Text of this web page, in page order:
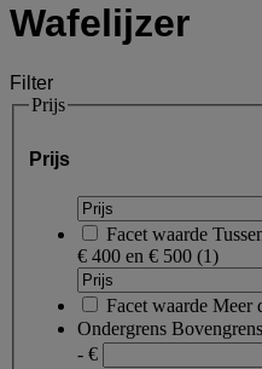
Wafelijzer
Filter
Prijs
Prijs
Facet waarde
€ 400 en € 500 (1)
Facet waarde Meer
Ondergrens Bovengrens
- €